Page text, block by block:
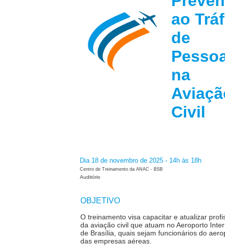
ao
de
na
Dia 18 de novembro de 2025 - 14h às 18h
Centro de Treinamento da ANAC - BSB
Auditório
OBJETIVO
O treinamento visa capacitar e atualizar
da aviação civil que atuam no Aeroporto
de Brasília, quais sejam funcionários do
das empresas aéreas.